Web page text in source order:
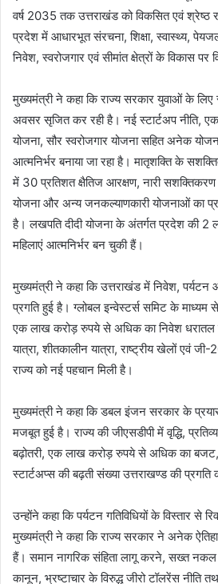
वर्ष 2035 तक उत्तराखंड को विकसित एवं श्रेष्ठ
प्रदेश में आधारभूत संरचना, शिक्षा, स्वास्थ्य,
निवेश, स्वरोजगार एवं सीमांत क्षेत्रों के विकास पर
मुख्यमंत्री ने कहा कि राज्य सरकार युवाओं के लिए
अवसर सृजित कर रही है। नई स्टार्टअप नीति,
योजना, सौर स्वरोजगार योजना सहित अनेक
आत्मनिर्भर बनाया जा रहा है। मातृशक्ति के
में 30 प्रतिशत क्षैतिज आरक्षण, नारी सशक्तिकरण
योजना और अन्य जनकल्याणकारी योजनाओं का
है। लखपति दीदी योजना के अंतर्गत प्रदेश की
महिलाएं आत्मनिर्भर बन चुकी हैं।
मुख्यमंत्री ने कहा कि उत्तराखंड में निवेश, पर्यटन
प्रगति हुई है। ग्लोबल इन्वेस्टर्स समिट के माध्यम
एक लाख करोड़ रुपये से अधिक का निवेश धरातल
यात्रा, शीतकालीन यात्रा, राष्ट्रीय खेलों एवं
राज्य को नई पहचान मिली है।
मुख्यमंत्री ने कहा कि डबल इंजन सरकार के
मजबूत हुई है। राज्य की जीएसडीपी में वृद्धि,
बढ़ोतरी, एक लाख करोड़ रुपये से अधिक का बजट,
स्टार्टअप्स की बढ़ती संख्या उत्तराखण्ड की प्रगति
उन्होंने कहा कि पर्यटन गतिविधियों के विस्तार से
मुख्यमंत्री ने कहा कि राज्य सरकार ने अनेक
हैं। समान नागरिक संहिता लागू करने, सख्त नकल
कानून, भ्रष्टाचार के विरुद्ध जीरो टॉलरेंस नीति